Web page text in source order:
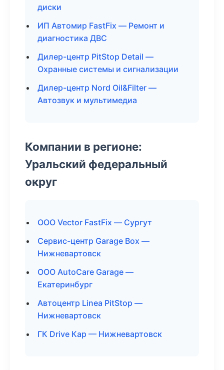
диски
ИП Автомир FastFix — Ремонт и
диагностика ДВС
Дилер-центр PitStop Detail —
Охранные системы и сигнализации
Дилер-центр Nord Oil&Filter —
Автозвук и мультимедиа
Компании в регионе:
Уральский федеральный
округ
ООО Vector FastFix — Сургут
Сервис-центр Garage Box —
Нижневартовск
ООО AutoCare Garage —
Екатеринбург
Автоцентр Linea PitStop —
Нижневартовск
ГК Drive Кар — Нижневартовск